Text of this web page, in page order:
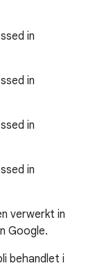
in
in
in
in
verwerkt in
Google.
behandlet i